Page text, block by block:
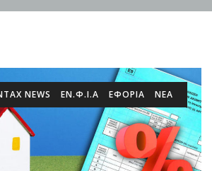
NEWS ΕΝ.Φ.Ι.Α ΕΦΟΡΙΑ ΝΕΑ